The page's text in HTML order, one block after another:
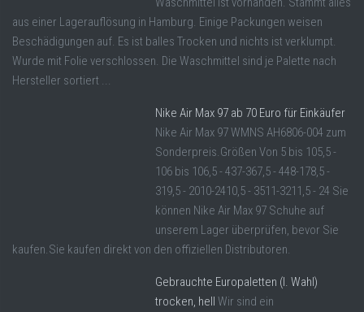
aus einer Lagerauflösung in Hamburg. Einige Packungen weisen
Beschädigungen auf. Es ist balles Trocken und nichts ist verklumpt.
Wurde mit Folie verschlossen. Die Waschmittel sind je Palette nach
Hersteller sortiert ...
Nike Air Max 97 ab 70 Euro für Einkäufer
Nike Air Max 97 WMNS AH6806-004 zum
Sonderpreis.Größen Von 5 bis 105,5 -
106 bis 106,5 - 437-367,5 - 448-178,5 -
319,5 - 2010-2410,5 - 3511-3211,5 - 24 Sie
können Nike Air Max 97 Schuhe auf
unserem Lager überprüfen, bevor Sie
kaufen.Sie kaufen direkt von den offiziellen Distributoren.
Gebrauchte Europaletten (I. Wahl)
trocken, hell Wir sind ein